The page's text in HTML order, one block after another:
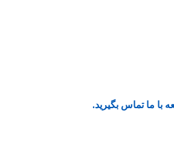
با ما تماس بگیرید.